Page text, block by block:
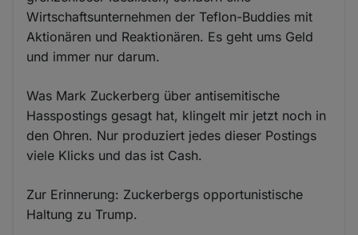
Wirtschaftsunternehmen der Teflon-Buddies mit
Aktionären und Reaktionären. Es geht ums Geld
und immer nur darum.
Was Mark Zuckerberg über antisemitische
Hasspostings gesagt hat, klingelt mir jetzt noch in
den Ohren. Nur produziert jedes dieser Postings
viele Klicks und das ist Cash.
Zur Erinnerung: Zuckerbergs opportunistische
Haltung zu Trump.